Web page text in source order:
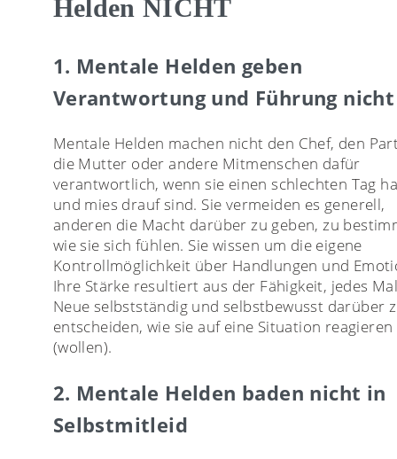
Helden NICHT
1. Mentale Helden geben
Verantwortung und Führung
Mentale Helden machen nicht den Chef, den
die Mutter oder andere Mitmenschen dafür
verantwortlich, wenn sie einen schlechten Tag
und mies drauf sind. Sie vermeiden es generell,
anderen die Macht darüber zu geben, zu
wie sie sich fühlen. Sie wissen um die eigene
Kontrollmöglichkeit über Handlungen und
Ihre Stärke resultiert aus der Fähigkeit, jedes
Neue selbstständig und selbstbewusst darüber
entscheiden, wie sie auf eine Situation reagieren
(wollen).
2. Mentale Helden baden nicht in
Selbstmitleid